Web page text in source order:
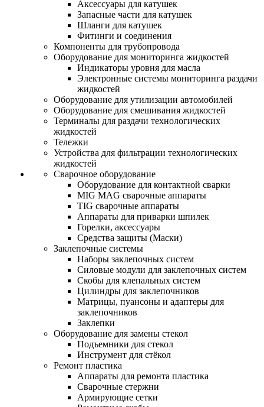
Аксессуары для катушек
Запасные части для катушек
Шланги для катушек
Фитинги и соединения
Компоненты для трубопровода
Оборудование для мониторинга жидкостей
Индикаторы уровня для масла
Электронные системы мониторинга раздачи
жидкостей
Оборудование для утилизации автомобилей
Оборудование для смешивания жидкостей
Терминалы для раздачи технологических
жидкостей
Тележки
Устройства для фильтрации технологических
жидкостей
Сварочное оборудование
Оборудование для контактной сварки
MIG MAG сварочные аппараты
TIG сварочные аппараты
Аппараты для приварки шпилек
Горелки, аксессуары
Средства защиты (Маски)
Заклепочные системы
Наборы заклепочных систем
Силовые модули для заклепочных систем
Скобы для клепальных систем
Цилиндры для заклепочников
Матрицы, пуансоны и адаптеры для
заклепочников
Заклепки
Оборудование для замены стекол
Подъемники для стекол
Инструмент для стёкол
Ремонт пластика
Аппараты для ремонта пластика
Сварочные стержни
Армирующие сетки